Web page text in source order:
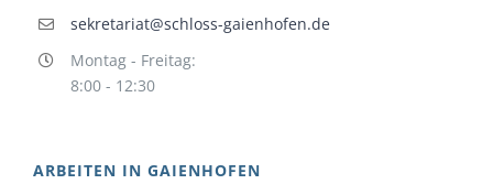
sekretariat@schloss-gaienhofen.de
Montag - Freitag:
8:00 - 12:30
ARBEITEN IN GAIENHOFEN